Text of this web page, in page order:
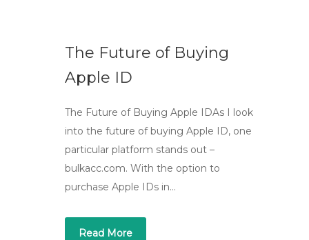
The Future of Buying
Apple ID
The Future of Buying Apple IDAs I look
into the future of buying Apple ID, one
particular platform stands out –
bulkacc.com. With the option to
purchase Apple IDs in…
Read More